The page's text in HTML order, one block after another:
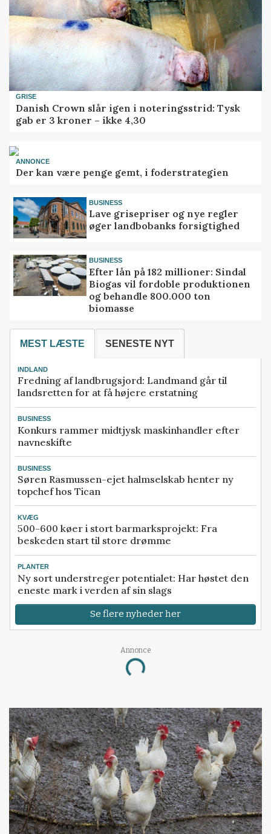
GRISE
Danish Crown slår igen i noteringsstrid: Tysk
gab er 3 kroner – ikke 4,30
ANNONCE
Der kan være penge gemt, i foderstrategien
BUSINESS
Lave grisepriser og nye regler
øger landbobanks forsigtighed
BUSINESS
Efter lån på 182 millioner: Sindal
Biogas vil fordoble produktionen
og behandle 800.000 ton
biomasse
MEST LÆSTE SENESTE NYT
INDLAND
Fredning af landbrugsjord: Landmand går til
landsretten for at få højere erstatning
BUSINESS
Konkurs rammer midtjysk maskinhandler efter
navneskifte
BUSINESS
Søren Rasmussen-ejet halmselskab henter ny
topchef hos Tican
KVÆG
500-600 køer i stort barmarksprojekt: Fra
beskeden start til store drømme
PLANTER
Ny sort understreger potentialet: Har høstet den
eneste mark i verden af sin slags
Se flere nyheder her
Annonce
Loading...